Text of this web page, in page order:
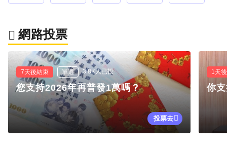
網路投票
7天後結束 單選 3.8K人已投
您支持2026年再普發1萬嗎？
投票去
1天
你